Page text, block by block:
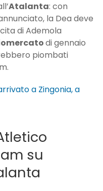
Atalanta: con
la Dea deve
di Ademola
di gennaio
piombati
a Zingonia, a
su